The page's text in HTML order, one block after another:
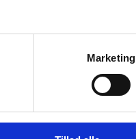
Marketing